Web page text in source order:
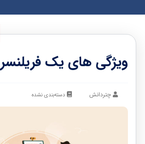
ویژگی های یک فریلنسر
چتردانش دسته‌بندی نشده